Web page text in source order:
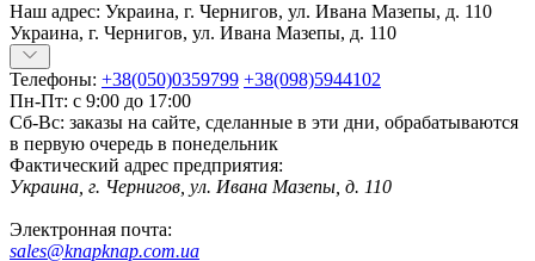
Наш адрес: Украина, г. Чернигов, ул. Ивана Мазепы, д. 110
Украина, г. Чернигов, ул. Ивана Мазепы, д. 110
Телефоны: +38(050)0359799 +38(098)5944102
Пн-Пт: с 9:00 до 17:00
Сб-Вс: заказы на сайте, сделанные в эти дни, обрабатываются
в первую очередь в понедельник
Фактический адрес предприятия:
Украина, г. Чернигов, ул. Ивана Мазепы, д. 110
Электронная почта:
sales@knapknap.com.ua